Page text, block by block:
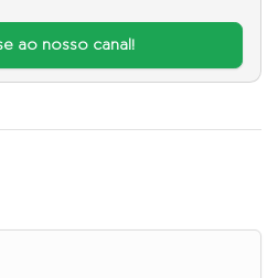
ao nosso canal!